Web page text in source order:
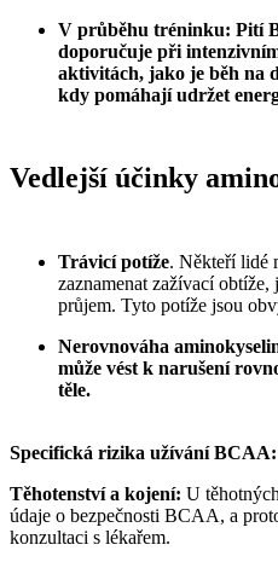
V průběhu tréninku: Pití
doporučuje při
aktivitách, jako je běh na
kdy pomáhají udržet
Vedlejší účinky
Trávicí potíže. Někteří lidé
zaznamenat zažívací
průjem. Tyto potíže jsou
Nerovnováha
může vést k narušení
těle.
Specifická rizika užívání BCAA:
Těhotenství a kojení: U
údaje o bezpečnosti BCAA, a
konzultaci s lékařem.